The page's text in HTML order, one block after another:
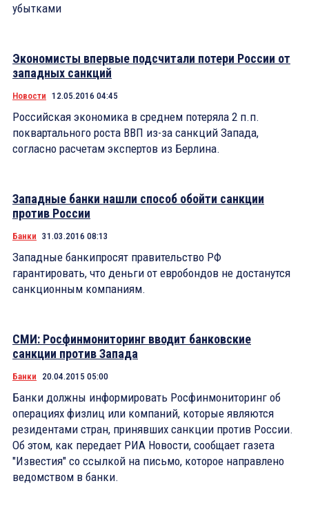
убытками
Экономисты впервые подсчитали потери России от
западных санкций
Новости 12.05.2016 04:45
Российская экономика в среднем потеряла 2 п.п.
поквартального роста ВВП из-за санкций Запада,
согласно расчетам экспертов из Берлина.
Западные банки нашли способ обойти санкции
против России
Банки 31.03.2016 08:13
Западные банкипросят правительство РФ
гарантировать, что деньги от евробондов не достанутся
санкционным компаниям.
СМИ: Росфинмониторинг вводит банковские
санкции против Запада
Банки 20.04.2015 05:00
Банки должны информировать Росфинмониторинг об
операциях физлиц или компаний, которые являются
резидентами стран, принявших санкции против России.
Об этом, как передает РИА Новости, сообщает газета
"Известия" со ссылкой на письмо, которое направлено
ведомством в банки.